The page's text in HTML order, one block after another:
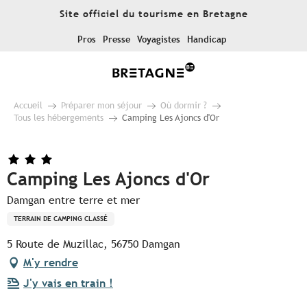
Site officiel du tourisme en Bretagne
Pros Presse Voyagistes Handicap
Accueil Préparer mon séjour
Où dormir ?
Tous les hébergements
Camping Les Ajoncs d'Or
Camping Les Ajoncs d'Or
Damgan entre terre et mer
TERRAIN DE CAMPING CLASSÉ
5 Route de Muzillac, 56750 Damgan
M'y rendre
J'y vais en train !